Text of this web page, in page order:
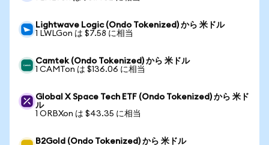
Lightwave Logic (Ondo Tokenized) から 米ドル
1 LWLGon は $7.58 に相当
Camtek (Ondo Tokenized) から 米ドル
1 CAMTon は $136.06 に相当
Global X Space Tech ETF (Ondo Tokenized) から 米ド
ル
1 ORBXon は $43.35 に相当
B2Gold (Ondo Tokenized) から 米ドル